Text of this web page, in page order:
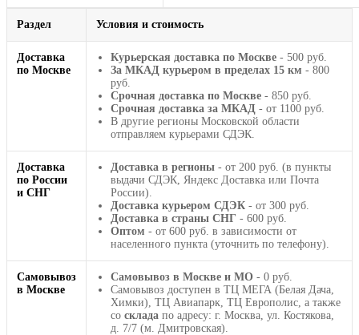
Раздел Условия и стоимость
Доставка
по Москве
Курьерская доставка по Москве - 500 руб.
За МКАД курьером в пределах 15 км - 800
руб.
Срочная доставка по Москве - 850 руб.
Срочная доставка за МКАД - от 1100 руб.
В другие регионы Московской области
отправляем курьерами СДЭК.
Доставка
по России
и СНГ
Доставка в регионы - от 200 руб. (в пункты
выдачи СДЭК, Яндекс Доставка или Почта
России).
Доставка курьером СДЭК - от 300 руб.
Доставка в страны СНГ - 600 руб.
Оптом - от 600 руб. в зависимости от
населенного пункта (уточнить по телефону).
Самовывоз
в Москве
Самовывоз в Москве и МО - 0 руб.
Самовывоз доступен в ТЦ МЕГА (Белая Дача,
Химки), ТЦ Авиапарк, ТЦ Европолис, а также
со склада по адресу: г. Москва, ул. Костякова,
д. 7/7 (м. Дмитровская).